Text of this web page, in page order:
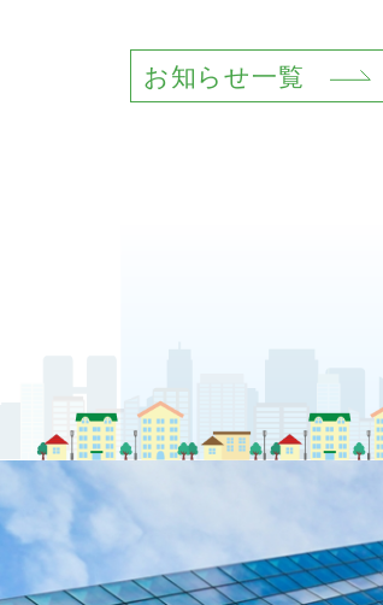
お知らせ一覧